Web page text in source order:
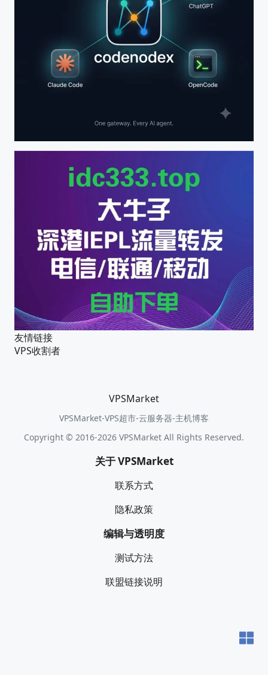
友情链接
VPS收割者
VPSMarket
VPSMarket-VPS超市-云服务器-主机博客
Copyright © 2016-2026 VPSMarket All Rights Reserved.
关于 VPSMarket
联系方式
隐私政策
编辑与透明度
测试方法
联盟链接说明